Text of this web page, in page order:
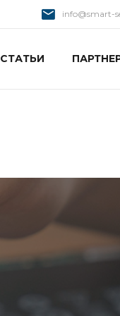
info@smart-
СТАТЬИ